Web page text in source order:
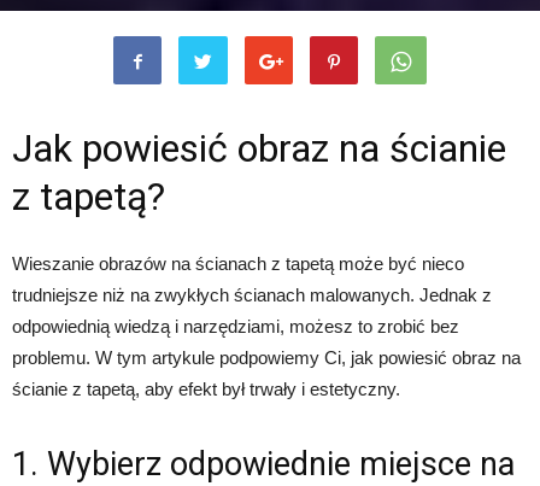
Jak powiesić obraz na ścianie
z tapetą?
Wieszanie obrazów na ścianach z tapetą może być nieco
trudniejsze niż na zwykłych ścianach malowanych. Jednak z
odpowiednią wiedzą i narzędziami, możesz to zrobić bez
problemu. W tym artykule podpowiemy Ci, jak powiesić obraz na
ścianie z tapetą, aby efekt był trwały i estetyczny.
1. Wybierz odpowiednie miejsce na